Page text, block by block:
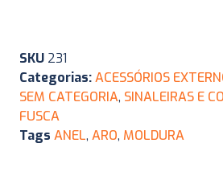
SKU 231
Categorias:ACESSÓRIOS
SEM CATEGORIA, SINALEIRAS E
FUSCA
Tags ANEL, ARO, MOLDURA